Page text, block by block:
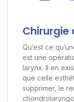
Chirurgie
Qu’est ce
est une
larynx. Il en
que celle
supprimer, le